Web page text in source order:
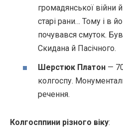
громадянської війни й
старі рани… Тому і в
почувався смуток.
Скидана й Пасічного.
Шерстюк Платон —
колгоспу.
речення.
Колгосппини різного віку: